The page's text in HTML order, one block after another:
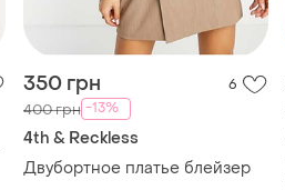
350 грн 6
400 грн -13%
4th & Reckless
Двубортное платье блейзер